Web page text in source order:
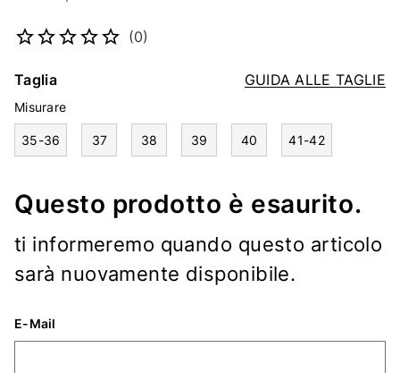
(0)
GUIDA ALLE TAGLIE
Taglia
Misurare
35-36 37 38 39 40 41-42
Questo prodotto è esaurito.
ti informeremo quando questo articolo
sarà nuovamente disponibile.
E-Mail